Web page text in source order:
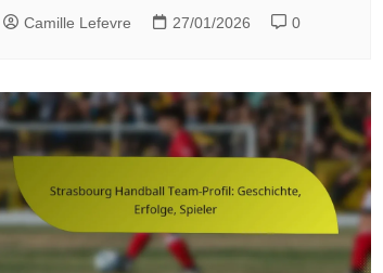
Camille Lefevre 27/01/2026 0